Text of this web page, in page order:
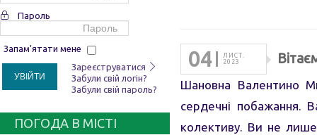
Пароль
Запам'ятати мене
УВІЙТИ
Зареєструватися
Забули свій логін?
Забули свій пароль?
ПОГОДА В МІСТІ
04
ЛИСТ.
2023
Шановна Валентино
сердечні побажання.
колективу. Ви не лише